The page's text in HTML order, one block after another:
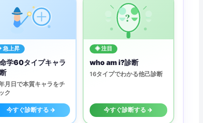
急上昇
学60タイプキャラ
月日で本質キャラをチ
ク
今すぐ診断する →
?
◈ 注目
who am i?診断
16タイプでわかる他己診断
今すぐ診断する →